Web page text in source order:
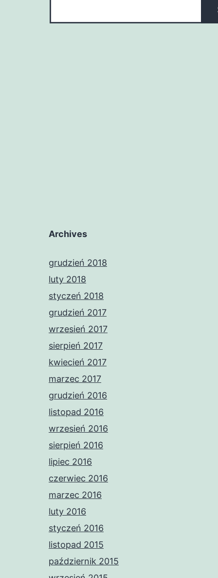
Archives
grudzień 2018
luty 2018
styczeń 2018
grudzień 2017
wrzesień 2017
sierpień 2017
kwiecień 2017
marzec 2017
grudzień 2016
listopad 2016
wrzesień 2016
sierpień 2016
lipiec 2016
czerwiec 2016
marzec 2016
luty 2016
styczeń 2016
listopad 2015
październik 2015